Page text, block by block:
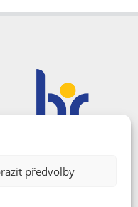
předvolby